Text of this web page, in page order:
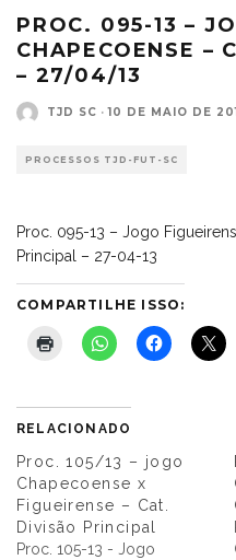
PROC. 095-13 –
CHAPECOENSE –
– 27/04/13
TJD SC · 10 DE MAIO DE
PROCESSOS TJD-FUT-SC
Proc. 095-13 – Jogo
Principal – 27-04-13
COMPARTILHE ISSO:
RELACIONADO
Proc. 105/13 – jogo
Chapecoense x
Figueirense – Cat.
Divisão Principal
Proc. 105-13 - Jogo